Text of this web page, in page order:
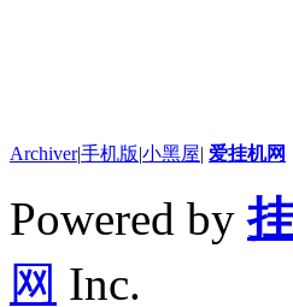
Archiver|手机版|小黑屋| 爱挂机网
Powered by
网 Inc.